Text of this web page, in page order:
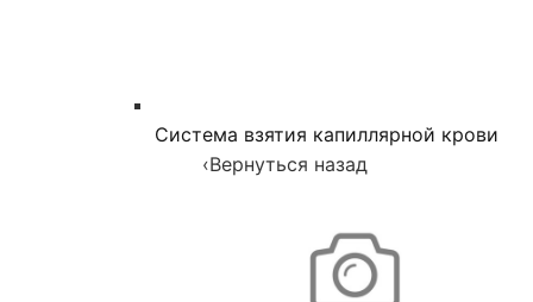
Система взятия капиллярной крови
‹Вернуться назад